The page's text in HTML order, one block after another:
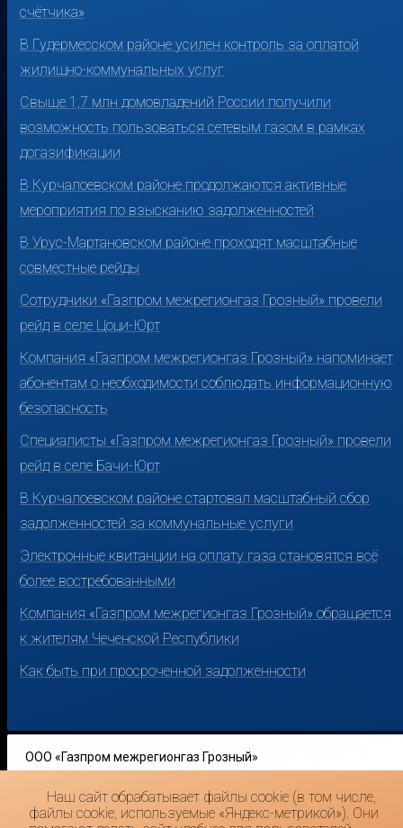
счётчика»
В Гудермесском районе усилен контроль за оплатой
жилищно-коммунальных услуг
Свыше 1,7 млн домовладений России получили
возможность пользоваться сетевым газом в рамках
догазификации
В Курчалоевском районе продолжаются активные
мероприятия по взысканию задолженностей
В Урус-Мартановском районе проходят масштабные
совместные рейды
Сотрудники «Газпром межрегионгаз Грозный» провели
рейд в селе Цоци-Юрт
Компания «Газпром межрегионгаз Грозный» напоминает
абонентам о необходимости соблюдать информационную
безопасность
Специалисты «Газпром межрегионгаз Грозный» провели
рейд в селе Бачи-Юрт
В Курчалоевском районе стартовал масштабный сбор
задолженностей за коммунальные услуги
Электронные квитанции на оплату газа становятся всё
более востребованными
Компания «Газпром межрегионгаз Грозный» обращается
к жителям Чеченской Республики
Как быть при просроченной задолженности
ООО «Газпром межрегионгаз Грозный»
364051, Чеченская Республика, г.Грозный, ул. Дадин Айбики,
18а
Наш сайт обрабатывает файлы cookie (в том числе,
файлы cookie, используемые «Яндекс-метрикой»). Они